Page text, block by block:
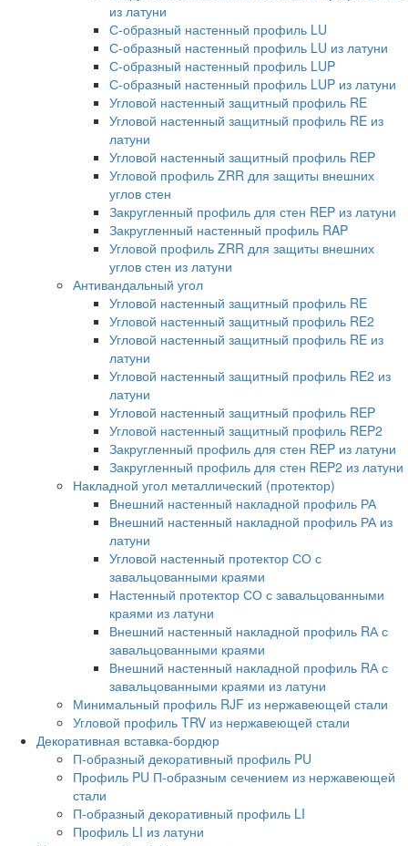
из латуни
С-образный настенный профиль LU
С-образный настенный профиль LU из латуни
С-образный настенный профиль LUP
С-образный настенный профиль LUP из латуни
Угловой настенный защитный профиль RE
Угловой настенный защитный профиль RE из
латуни
Угловой настенный защитный профиль REP
Угловой профиль ZRR для защиты внешних
углов стен
Закругленный профиль для стен REP из латуни
Закругленный настенный профиль RAP
Угловой профиль ZRR для защиты внешних
углов стен из латуни
Антивандальный угол
Угловой настенный защитный профиль RE
Угловой настенный защитный профиль RE2
Угловой настенный защитный профиль RE из
латуни
Угловой настенный защитный профиль RE2 из
латуни
Угловой настенный защитный профиль REP
Угловой настенный защитный профиль REP2
Закругленный профиль для стен REP из латуни
Закругленный профиль для стен REP2 из латуни
Накладной угол металлический (протектор)
Внешний настенный накладной профиль РА
Внешний настенный накладной профиль РА из
латуни
Угловой настенный протектор СО с
завальцованными краями
Настенный протектор СО с завальцованными
краями из латуни
Внешний настенный накладной профиль RА с
завальцованными краями
Внешний настенный накладной профиль RА с
завальцованными краями из латуни
Минимальный профиль RJF из нержавеющей стали
Угловой профиль TRV из нержавеющей стали
Декоративная вставка-бордюр
П-образный декоративный профиль PU
Профиль PU П-образным сечением из нержавеющей
стали
П-образный декоративный профиль LI
Профиль LI из латуни